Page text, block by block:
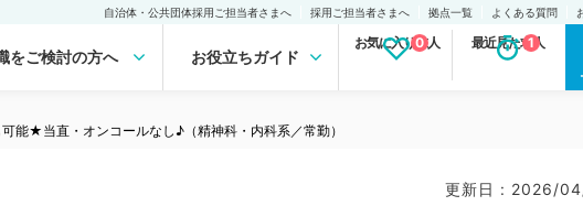
自治体・公共団体採用ご担当者さまへ 採用ご担当者さまへ 拠点一覧 よくある質問
をご検討の方へ お役立ちガイド
お気に入り求人
0 最近見た求人
1
★当直・オンコールなし♪（精神科・内科系／常勤）
更新日 : 2026/